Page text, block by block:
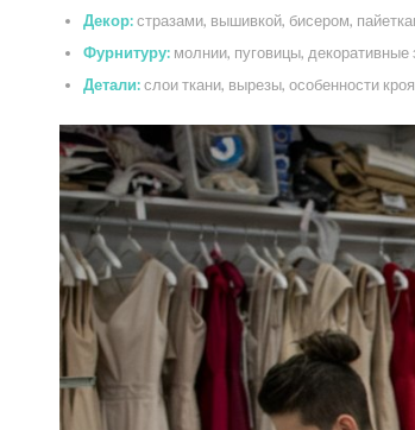
Декор:стразами, вышивкой, бисером,
Фурнитуру: молнии, пуговицы, декоративные
Детали:слои ткани, вырезы, особенности